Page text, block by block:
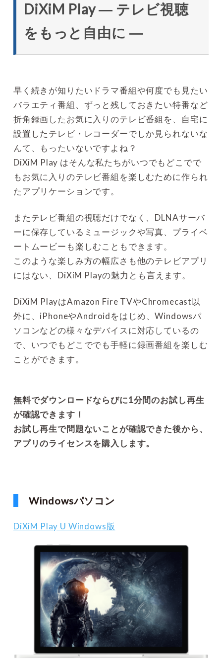
DiXiM Play ― テレビ視聴
をもっと自由に ―
早く続きが知りたいドラマ番組や何度でも見たい
バラエティ番組、ずっと残しておきたい特番など
折角録画したお気に入りのテレビ番組を、自宅に
設置したテレビ・レコーダーでしか見られないな
んて、もったいないですよね？
DiXiM Play はそんな私たちがいつでもどこでで
もお気に入りのテレビ番組を楽しむために作られ
たアプリケーションです。
またテレビ番組の視聴だけでなく、DLNAサーバ
ーに保存しているミュージックや写真、プライベ
ートムービーも楽しむこともできます。
このような楽しみ方の幅広さも他のテレビアプリ
にはない、DiXiM Playの魅力とも言えます。
DiXiM PlayはAmazon Fire TVやChromecast以
外に、iPhoneやAndroidをはじめ、Windowsパ
ソコンなどの様々なデバイスに対応しているの
で、いつでもどこででも手軽に録画番組を楽しむ
ことができます。
無料でダウンロードならびに1分間のお試し再生
が確認できます！
お試し再生で問題ないことが確認できた後から、
アプリのライセンスを購入します。
Windowsパソコン
DiXiM Play U Windows版